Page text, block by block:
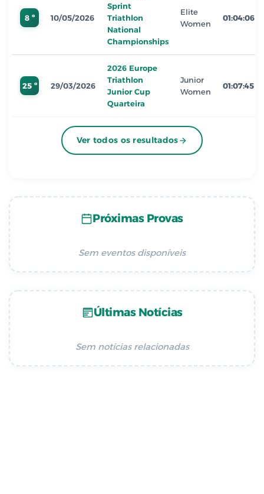
8 º 10/05/2026
Sprint
Triathlon
National
Championships
Elite
Women
01:04:06
25 º 29/03/2026
2026 Europe
Triathlon
Junior Cup
Quarteira
Junior
Women
01:07:45
Ver todos os resultados
Próximas Provas
Sem eventos disponíveis
Últimas Notícias
Sem notícias relacionadas